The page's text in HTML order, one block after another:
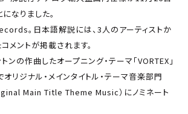
なりました。
。日本語解説には、3人のアーティストか
メントが掲載されます。
ンの作曲したオープニング・テーマ「VORTEX」
リジナル・メインタイトル・テーマ音楽部門
Main Title Theme Music）にノミネート